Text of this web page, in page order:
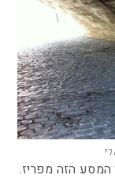
המסע הזה מפריז.